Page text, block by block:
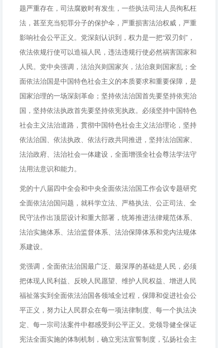
题严重存在，司法腐败时有发生，一些执法司法人员徇私枉
法，甚至充当犯罪分子的保护伞，严重损害法治权威，严重
影响社会公平正义。党深刻认识到，权力是一把“双刃剑”，
依法依规行使可以造福人民，违法违规行使必然祸害国家和
人民。党中央强调，法治兴则国家兴，法治衰则国家乱；全
面依法治国是中国特色社会主义的本质要求和重要保障，是
国家治理的一场深刻革命；坚持依法治国首先要坚持依宪治
国，坚持依法执政首先要坚持依宪执政。必须坚持中国特色
社会主义法治道路，贯彻中国特色社会主义法治理论，坚持
依法治国、依法执政、依法行政共同推进，坚持法治国家、
法治政府、法治社会一体建设，全面增强全社会尊法学法守
法用法意识和能力。
党的十八届四中全会和中央全面依法治国工作会议专题研究
全面依法治国问题，就科学立法、严格执法、公正司法、全
民守法作出顶层设计和重大部署，统筹推进法律规范体系、
法治实施体系、法治监督体系、法治保障体系和党内法规体
系建设。
党强调，全面依法治国最广泛、最深厚的基础是人民，必须
把体现人民利益、反映人民愿望、维护人民权益、增进人民
福祉落实到全面依法治国各领域全过程，保障和促进社会公
平正义，努力让人民群众在每一项法律制度、每一个执法决
定、每一宗司法案件中都感受到公平正义。党领导健全保证
宪法全面实施的体制机制，确立宪法宣誓制度，弘扬社会主